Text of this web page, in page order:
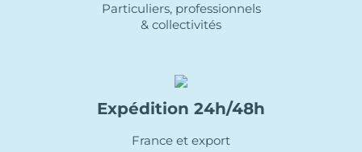
Particuliers, professionnels
& collectivités
Expédition 24h/48h
France et export